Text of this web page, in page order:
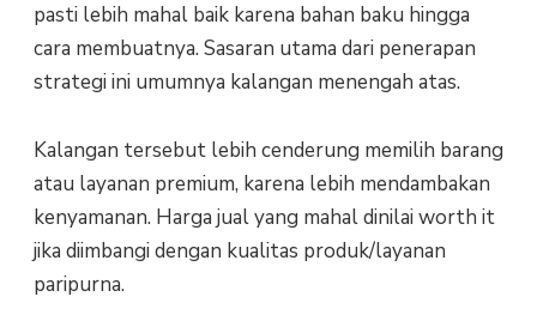
pasti lebih mahal baik karena bahan baku hingga
cara membuatnya. Sasaran utama dari penerapan
strategi ini umumnya kalangan menengah atas.
Kalangan tersebut lebih cenderung memilih barang
atau layanan premium, karena lebih mendambakan
kenyamanan. Harga jual yang mahal dinilai worth it
jika diimbangi dengan kualitas produk/layanan
paripurna.